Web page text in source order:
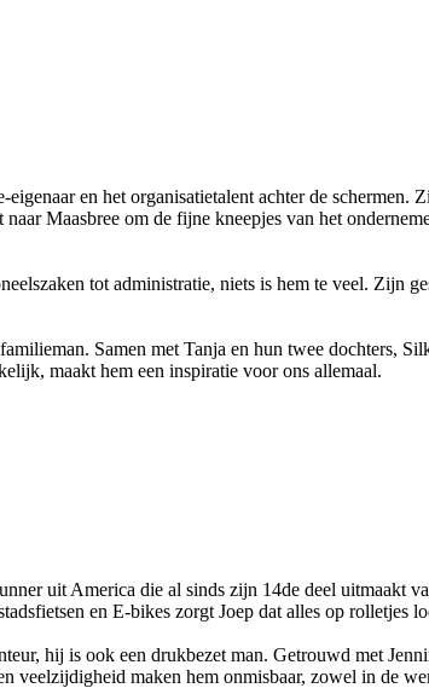
en het organisatietalent achter de
Maasbree om de fijne kneepjes van het
tot administratie, niets is hem te veel. Zijn
Samen met Tanja en hun twee dochters,
maakt hem een inspiratie voor ons allemaal.
uit America die al sinds zijn 14de deel uitmaakt
en E-bikes zorgt Joep dat alles op rolletjes
hij is ook een drukbezet man. Getrouwd met
veelzijdigheid maken hem onmisbaar, zowel in de